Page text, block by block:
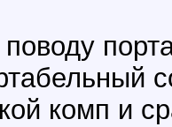
комп и